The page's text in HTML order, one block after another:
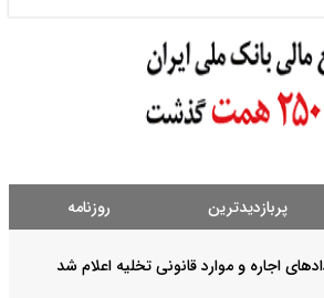
پربازدیدترین روزنامه
اجاره و موارد قانونی تخلیه اعلام شد